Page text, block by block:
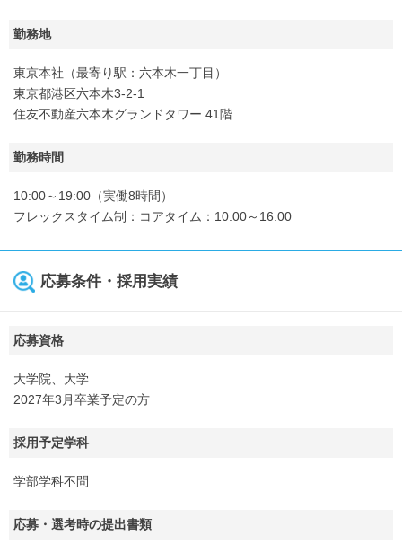
勤務地
東京本社（最寄り駅：六本木一丁目）
東京都港区六本木3-2-1
住友不動産六本木グランドタワー 41階
勤務時間
10:00～19:00（実働8時間）
フレックスタイム制：コアタイム：10:00～16:00
応募条件・採用実績
応募資格
大学院、大学
2027年3月卒業予定の方
採用予定学科
学部学科不問
応募・選考時の提出書類